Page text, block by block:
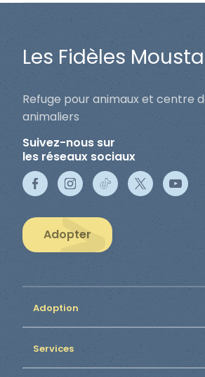
Les Fidèles
Refuge pour animaux et centre
animaliers
Suivez-nous sur
les réseaux sociaux
Adopter
Adoption
Services